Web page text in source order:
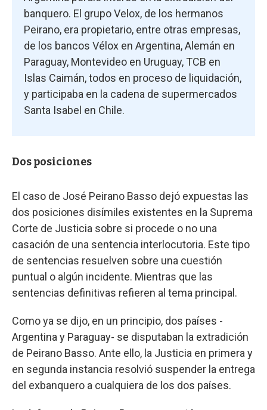
banquero. El grupo Velox, de los hermanos
Peirano, era propietario, entre otras empresas,
de los bancos Vélox en Argentina, Alemán en
Paraguay, Montevideo en Uruguay, TCB en
Islas Caimán, todos en proceso de liquidación,
y participaba en la cadena de supermercados
Santa Isabel en Chile.
Dos posiciones
El caso de José Peirano Basso dejó expuestas las
dos posiciones disímiles existentes en la Suprema
Corte de Justicia sobre si procede o no una
casación de una sentencia interlocutoria. Este tipo
de sentencias resuelven sobre una cuestión
puntual o algún incidente. Mientras que las
sentencias definitivas refieren al tema principal.
Como ya se dijo, en un principio, dos países -
Argentina y Paraguay- se disputaban la extradición
de Peirano Basso. Ante ello, la Justicia en primera y
en segunda instancia resolvió suspender la entrega
del exbanquero a cualquiera de los dos países.